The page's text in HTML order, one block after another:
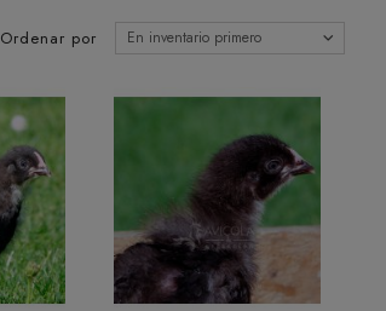
Ordenar por En inventario primero